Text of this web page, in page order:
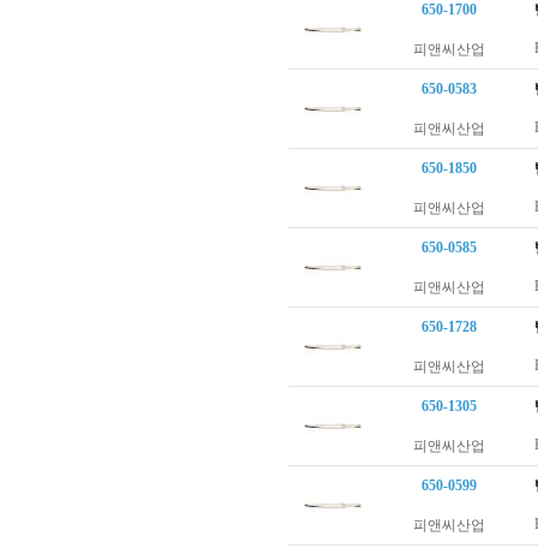
650-1700
피앤씨산업
650-0583
피앤씨산업
650-1850
피앤씨산업
650-0585
피앤씨산업
650-1728
피앤씨산업
650-1305
피앤씨산업
650-0599
피앤씨산업